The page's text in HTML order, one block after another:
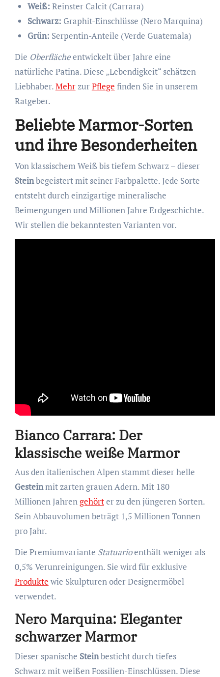
Weiß: Reinster Calcit (Carrara)
Schwarz: Graphit-Einschlüsse (Nero Marquina)
Grün: Serpentin-Anteile (Verde Guatemala)
Die Oberflächeentwickelt über Jahre eine
natürliche Patina. Diese „Lebendigkeit“ schätzen
Liebhaber.MehrzurPflege finden Sie in unserem
Ratgeber.
Beliebte Marmor-Sorten
und ihre Besonderheiten
Von klassischem Weiß bis tiefem Schwarz – dieser
Steinbegeistert mit seiner Farbpalette. Jede Sorte
entsteht durch einzigartige mineralische
Beimengungen und Millionen Jahre Erdgeschichte.
Wir stellen die bekanntesten Varianten vor.
Bianco Carrara: Der
klassische weiße Marmor
Aus den italienischen Alpen stammt dieser helle
Gesteinmit zarten grauen Adern. Mit 180
Millionen Jahrengehörter zu den jüngeren Sorten.
Sein Abbauvolumen beträgt 1,5 Millionen Tonnen
pro Jahr.
Die Premiumvariante Statuarioenthält weniger als
0,5% Verunreinigungen. Sie wird für exklusive
Produkte wie Skulpturen oder Designermöbel
verwendet.
Nero Marquina: Eleganter
schwarzer Marmor
Dieser spanische Steinbesticht durch tiefes
Schwarz mit weißen Fossilien-Einschlüssen. Diese